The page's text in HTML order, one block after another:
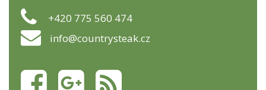
+420 775 560 474
info@countrysteak.cz